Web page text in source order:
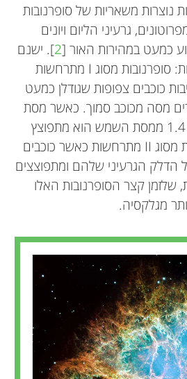
נוצרות משאריות של סופרנובות
גרעיני הליום ויונים
כמעט במהירות האור [2]. ישנם
שני סוגים של סופרנובות: סופרנובות מסוג I מתרחשות
כוכבים צפופות שגודלן כמעט
מסה מכוכב סמוך. כאשר מסת
הננס הלבן גדולה מפי 1.4 ממסת השמש הוא מתפוצץ
]. סופרנובות מסוג II מתרחשות כאשר כוכבים
הדלק הגרעיני שלהם ומתפוצצים
שלזמן קצר הסופרנובות האלו
מגלקסיה.